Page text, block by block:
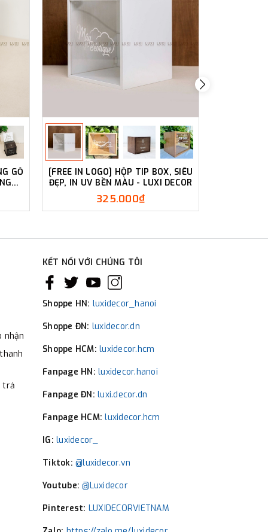
GỖ
[FREE IN LOGO] HỘP TIP BOX, SIÊU
ĐẸP, IN UV BỀN MÀU - LUXI DECOR
325.000₫
nhận
trả
KẾT NỐI VỚI CHÚNG TÔI
Shoppe HN: luxidecor_hanoi
Shoppe ĐN: luxidecor.dn
Shoppe HCM: luxidecor.hcm
Fanpage HN: luxidecor.hanoi
Fanpage ĐN: luxi.decor.dn
Fanpage HCM:luxidecor.hcm
IG: luxidecor_
Tiktok: @luxidecor.vn
Youtube:@Luxidecor
Pinterest: LUXIDECORVIETNAM